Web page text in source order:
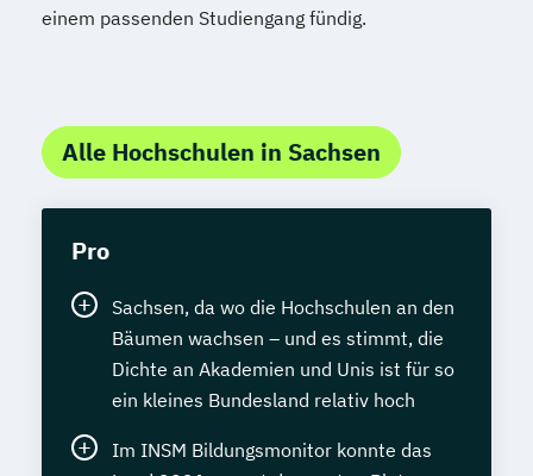
einem passenden Studiengang fündig.
Alle Hochschulen in Sachsen
Pro
Sachsen, da wo die Hochschulen an den
Bäumen wachsen – und es stimmt, die
Dichte an Akademien und Unis ist für so
ein kleines Bundesland relativ hoch
Im INSM Bildungsmonitor konnte das